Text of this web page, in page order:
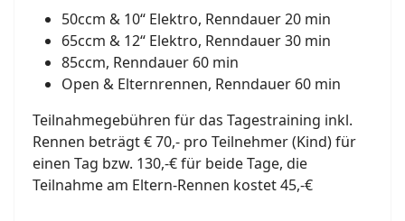
50ccm & 10“ Elektro, Renndauer 20 min
65ccm & 12“ Elektro, Renndauer 30 min
85ccm, Renndauer 60 min
Open & Elternrennen, Renndauer 60 min
Teilnahmegebühren für das Tagestraining inkl.
Rennen beträgt € 70,- pro Teilnehmer (Kind) für
einen Tag bzw. 130,-€ für beide Tage, die
Teilnahme am Eltern-Rennen kostet 45,-€